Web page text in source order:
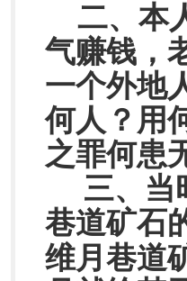
二、本
气赚钱，
一个外地
何人？用
之罪何患
三、当
巷道矿石
维月巷道